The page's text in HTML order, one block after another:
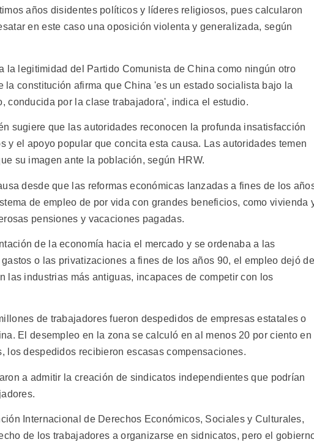
años disidentes políticos y líderes religiosos, pues calcularon
en este caso una oposición violenta y generalizada, según
la legitimidad del Partido Comunista de China como ningún otro
la constitución afirma que China 'es un estado socialista bajo la
conducida por la clase trabajadora', indica el estudio.
sugiere que las autoridades reconocen la profunda insatisfacción
y el apoyo popular que concita esta causa. Las autoridades temen
su imagen ante la población, según HRW.
desde que las reformas económicas lanzadas a fines de los
de empleo de por vida con grandes beneficios, como vivienda
pensiones y vacaciones pagadas.
de la economía hacia el mercado y se ordenaba a las
o las privatizaciones a fines de los años 90, el empleo dejó de
las industrias más antiguas, incapaces de competir con los
de trabajadores fueron despedidos de empresas estatales o
El desempleo en la zona se calculó en al menos 20 por ciento en
los despedidos recibieron escasas compensaciones.
a admitir la creación de sindicatos independientes que podrían
Internacional de Derechos Económicos, Sociales y Culturales,
de los trabajadores a organizarse en sidnicatos, pero el